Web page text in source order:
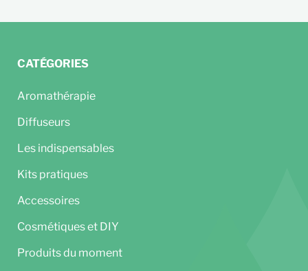
CATÉGORIES
Aromathérapie
Diffuseurs
Les indispensables
Kits pratiques
Accessoires
Cosmétiques et DIY
Produits du moment